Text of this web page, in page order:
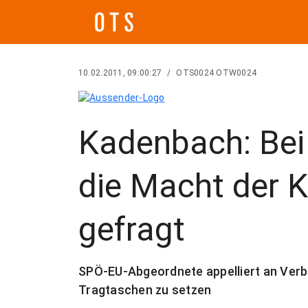
10.02.2011, 09:00:27 / OTS0024 OTW0024
Kadenbach:
die Macht der
gefragt
SPÖ-EU-Abgeordnete appelliert an
Tragtaschen zu setzen